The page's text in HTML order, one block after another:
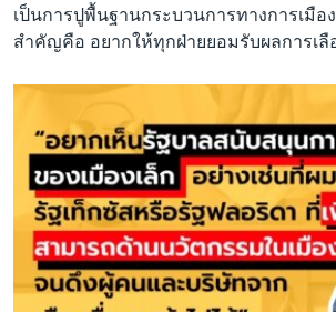
เป็นการปูพื้นฐานกระบวนการทางการเมือ
สำคัญคือ อยากให้ทุกฝ่ายยอมรับผลการเลื